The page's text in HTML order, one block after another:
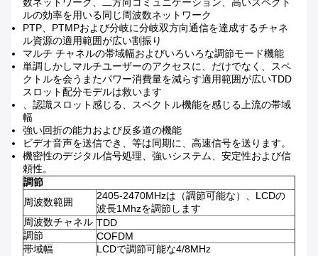
数ネットワーク、二方向コミュニケーション、高いスペクト
ルの効率を用いる同じ周波数ネットワーク
PTP、PTMPおよび分岐に分岐双方向通信を達成するチャネ
ル資源の適用範囲が広い割振り
マルチ チャネルの帯域幅およびいろいろな調節モード機能
単調しかしマルチユーザーのアクセスに、だけでなく、スペ
クトルを会うまたパワー消費量を減らす適用範囲が広いTDD
スロット配分モデルは救います
、認識スロット感じる、スペクトル機能を感じる上流の帯域
幅
強い回折の能力および反多道の機能
ビデオ音声を送信でき、等は同期に、高速信号を送ります。
機密性のデジタル信号処理、強いシステム、安定性および信
頼性。
調節
周波数範囲
2405-2470MHzは（調節可能な）、LCDの
波長1Mhzを調節します
周波数チャネル TDD
調節
COFDM
帯域幅
LCDで調節可能な4/8MHz